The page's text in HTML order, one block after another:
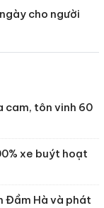
cho người
cam, tôn vinh 60
xe buýt hoạt
Đầm Hà và phát